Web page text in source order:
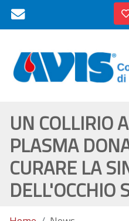
UN COLLIRIO
PLASMA
CURARE LA
DELL'OCCHIO